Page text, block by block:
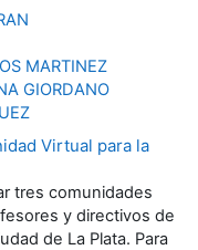
MARTINEZ
GIORDANO
Virtual para la
tres comunidades
y directivos de
de La Plata. Para